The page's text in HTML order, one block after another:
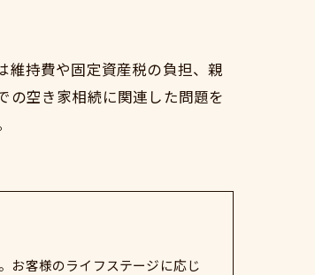
維持費や固定資産税の負担、親
の空き家相続に関連した問題を
お客様のライフステージに応じ